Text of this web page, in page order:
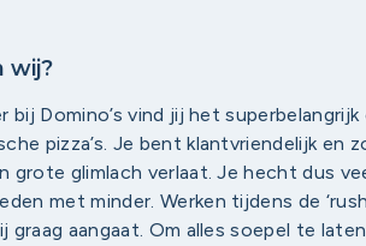
wij?
bij Domino’s vind jij het
pizza’s. Je bent klantvriendelijk en
grote glimlach verlaat. Je hecht dus
met minder. Werken tijdens de
graag aangaat. Om alles soepel te